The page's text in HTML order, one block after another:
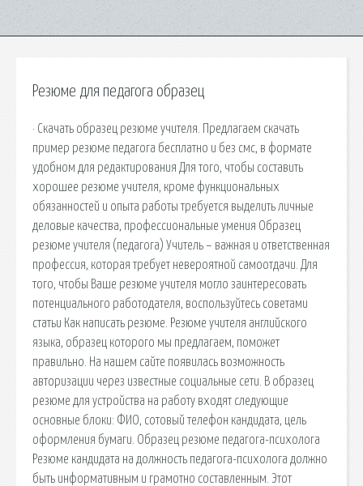
Резюме для педагога образец
· Скачать образец резюме учителя. Предлагаем скачать
пример резюме педагога бесплатно и без смс, в формате
удобном для редактирования Для того, чтобы составить
хорошее резюме учителя, кроме функциональных
обязанностей и опыта работы требуется выделить личные
деловые качества, профессиональные умения Образец
резюме учителя (педагога) Учитель – важная и ответственная
профессия, которая требует невероятной самоотдачи. Для
того, чтобы Ваше резюме учителя могло заинтересовать
потенциального работодателя, воспользуйтесь советами
статьи Как написать резюме. Резюме учителя английского
языка, образец которого мы предлагаем, поможет
правильно. На нашем сайте появилась возможность
авторизации через известные социальные сети. В образец
резюме для устройства на работу входят следующие
основные блоки: ФИО, сотовый телефон кандидата, цель
оформления бумаги. Образец резюме педагога-психолога
Резюме кандидата на должность педагога-психолога должно
быть информативным и грамотно составленным. Этот